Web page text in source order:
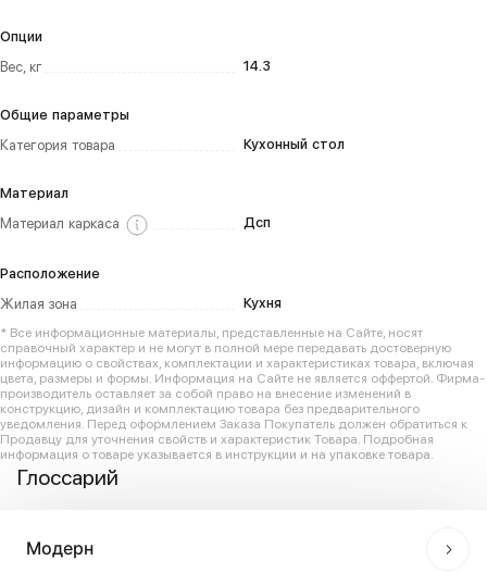
Опции
Вес, кг
14.3
Общие параметры
Категория товара
Кухонный стол
Материал
Материал каркаса
Дсп
Расположение
Жилая зона
Кухня
* Все информационные материалы, представленные на Сайте, носят
справочный характер и не могут в полной мере передавать достоверную
информацию о свойствах, комплектации и характеристиках товара, включая
цвета, размеры и формы. Информация на Сайте не является оффертой. Фирма-
производитель оставляет за собой право на внесение изменений в
конструкцию, дизайн и комплектацию товара без предварительного
уведомления. Перед оформлением Заказа Покупатель должен обратиться к
Продавцу для уточнения свойств и характеристик Товара. Подробная
информация о товаре указывается в инструкции и на упаковке товара.
Глоссарий
Модерн